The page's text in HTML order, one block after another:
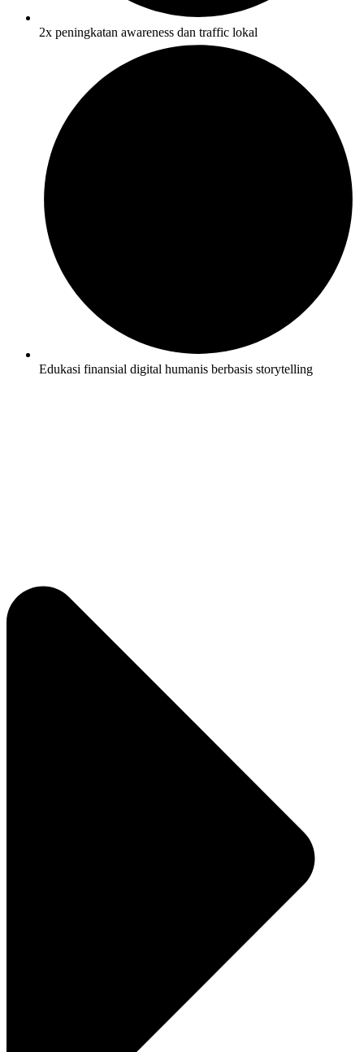
2x peningkatan awareness dan traffic lokal
Edukasi finansial digital humanis berbasis storytelling